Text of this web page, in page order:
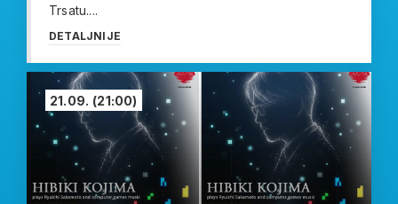
Trsatu....
DETALJNIJE
21.09. (21:00)